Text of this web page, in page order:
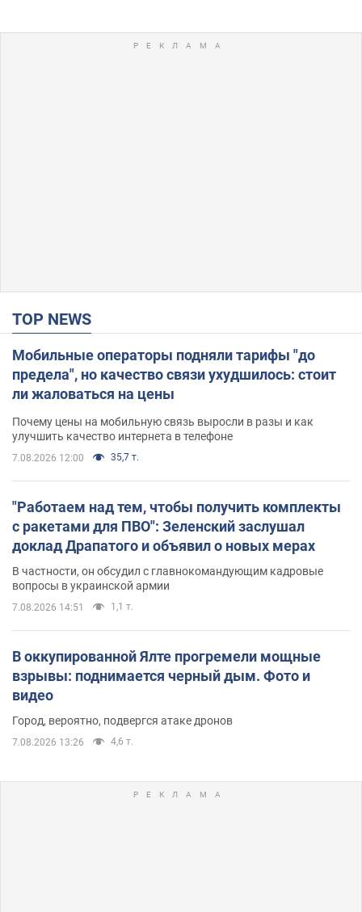
TOP NEWS
Мобильные операторы подняли тарифы "до
предела", но качество связи ухудшилось: стоит
ли жаловаться на цены
Почему цены на мобильную связь выросли в разы и как
улучшить качество интернета в телефоне
7.08.2026 12:00 35,7 т.
"Работаем над тем, чтобы получить комплекты
с ракетами для ПВО": Зеленский заслушал
доклад Драпатого и объявил о новых мерах
В частности, он обсудил с главнокомандующим кадровые
вопросы в украинской армии
7.08.2026 14:51 1,1 т.
В оккупированной Ялте прогремели мощные
взрывы: поднимается черный дым. Фото и
видео
Город, вероятно, подвергся атаке дронов
7.08.2026 13:26 4,6 т.